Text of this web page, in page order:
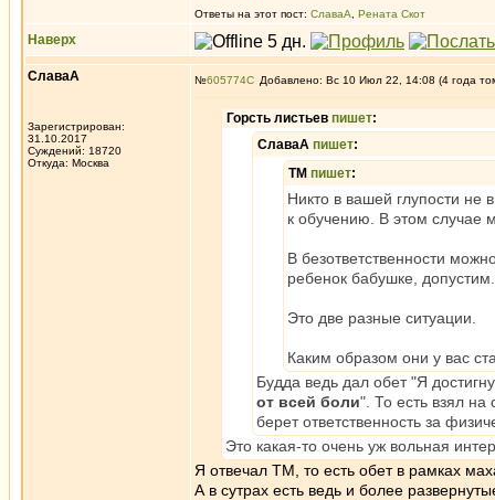
Ответы на этот пост: СлаваА Рената Скот
Наверх
СлаваА
Зарегистрирован:
31.10.2017
Суждений: 18720
Откуда: Москва
№605774 Добавлено: Вс 10 Июл 22, 14:08 (4 года
Горсть листьев пишет:
СлаваА пишет:
ТМ пишет:
Никто в вашей глупости не
к обучению. В этом случае
В безответственности
ребенок бабушке, допустим.
Это две разные ситуации.
Каким образом они у вас
Будда ведь дал обет "Я
от всей боли". То есть взял на
берет ответственность за
Это какая-то очень уж вольная
Я отвечал ТМ, то есть обет в рамках
А в сутрах есть ведь и более